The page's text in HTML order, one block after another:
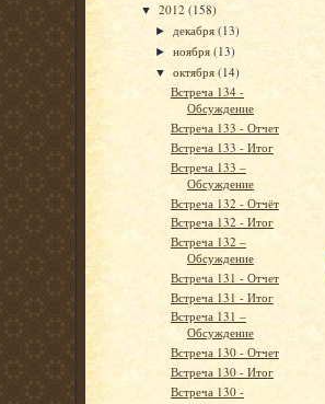
▼ 2012 (158)
► декабря(13)
►ноября(13)
▼октября(14)
Встреча 134 -
Обсуждение
Встреча 133 - Отчет
Встреча 133 - Итог
Встреча 133 –
Обсуждение
Встреча 132 - Отчёт
Встреча 132 - Итог
Встреча 132 –
Обсуждение
Встреча 131 - Отчет
Встреча 131 - Итог
Встреча 131 –
Обсуждение
Встреча 130 - Отчет
Встреча 130 - Итог
Встреча 130 -